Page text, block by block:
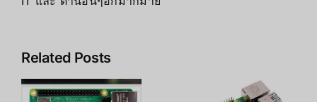
Related Posts